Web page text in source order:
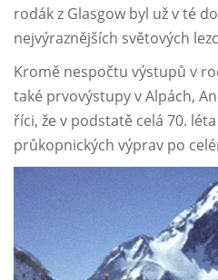
rodák z Glasgow byl už v té
nejvýraznějších světových
Kromě nespočtu výstupů v
také prvovýstupy v Alpách,
říci, že v podstatě celá 70.
průkopnických výprav po